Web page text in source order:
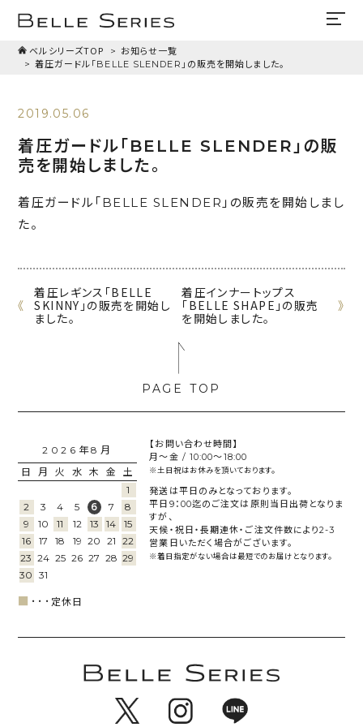
ベルシリーズTOP お知らせ一覧
着圧ガードル「BELLE SLENDER」の販売を開始しました。
2019.05.06
着圧ガードル「BELLE SLENDER」の販
売を開始しました。
着圧ガードル「BELLE SLENDER」の販売を開始しまし
た。
《
着圧レギンス「BELLE
SKINNY」の販売を開始し
ました。
着圧インナートップス
「BELLE SHAPE」の販売
を開始しました。
》
2026年8月
日
月 火 水 木 金
土
1
2
3 4 5 6 7
8
9
10 11 12 13 14
15
16
17 18 19 20 21
22
23 24 25 26 27 28 29
30 31
■ ･･･ 定休日
【お問い合わせ時間】
月～金 / 10:00～18:00
※土日祝はお休みを頂いております。
発送は平日のみとなっております。
平日9：00迄のご注文は原則当日出荷となりま
すが、
天候・祝日・長期連休・ご注文件数により2-3
営業日いただく場合がございます。
※着日指定がない場合は最短でのお届けとなります。